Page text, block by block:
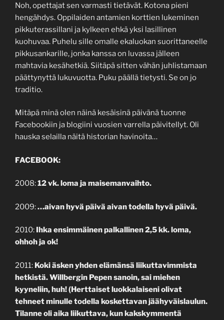
Noh, opettajat sen varmasti tietävät. Kotona pieni
hengähdys. Oppilaiden antamien korttien lukeminen
pikkuterassillani ja kylkeen ehkä yksi lasillinen
kuohuvaa. Puhelu sille omalle ekaluokan suorittaneelle
pikkusankarille, jonka kanssa on luvassa jälleen
mahtavia kesähetkiä. Siitäpä sitten vähän juhlistamaan
päättynyttä lukuvuotta. Puku päällä tietysti. Se on jo
traditio.
Mitäpä minä olen näinä kesäisinä päivänä tuonne
Facebookiin ja blogiini vuosien varrella päivitellyt. Oli
hauska selailla näitä historian havinoita…
FACEBOOK:
2008:12 vk. loma ja maisemanvaihto.
2009:…aivan hyvä päivä aivan todella hyvä päivä.
2010: Ihka ensimmäinen palkallinen 2,5 kk. loma,
ohhoh ja ok!
2011: Koki äsken yhden elämänsä liikuttavimmista
hetkistä. Willbergin Pepen sanoin, sai miehen
kyyneliin, huh! (Herttaiset luokkalaiseni olivat
tehneet minulle todella koskettavan jäähyväislaulun.
Tilanne oli aika liikuttava, kun kakskymmentä